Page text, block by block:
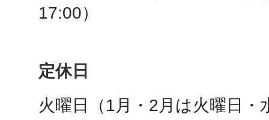
17:00）
定休日
火曜日（1月・2月は火曜日・